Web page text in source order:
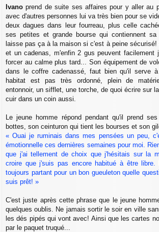
s
s
a
e
Ivano prend de suite ses affaires pour y aller au
avec d'autres personnes lui va très bien pour se
deux dagues dans leur fourreau, plus celle
ses petites et grande bourse qui contiennent sa
laisse pas ça à la maison si c'est à peine
et un cadenas, m'enfin 2 gus peuvent facilement
forcer au calme plus tard... Son équipement de
dans le coffre cadenassé, faut bien qu'il serve
habitat est pas très ordonné, plein de
entonnoir, un sifflet, une torche, de quoi écrire sur
cuir dans un coin aussi.
Le jeune homme répond pendant qu'il prend
bottes, son ceinturon qui tient les bourses et son
« Ouai je ruminais dans mes pensées un peu,
émotionnelle ces dernières semaines pour moi.
que j'ai tellement de choix que j'hésitais sur la
croire que j'suis pas encore habitué à être
toujours partant pour un bon gueuleton quelle
suis prêt! »
C'est juste après cette phrase que le jeune
quelques oublis. Ne jamais sortir le soir en ville
les dés pipés qui vont avec! Ainsi que les cartes
par le paquet truqué...